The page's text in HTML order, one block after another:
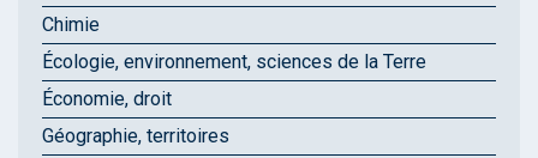
Chimie
Écologie, environnement, sciences de la Terre
Économie, droit
Géographie, territoires